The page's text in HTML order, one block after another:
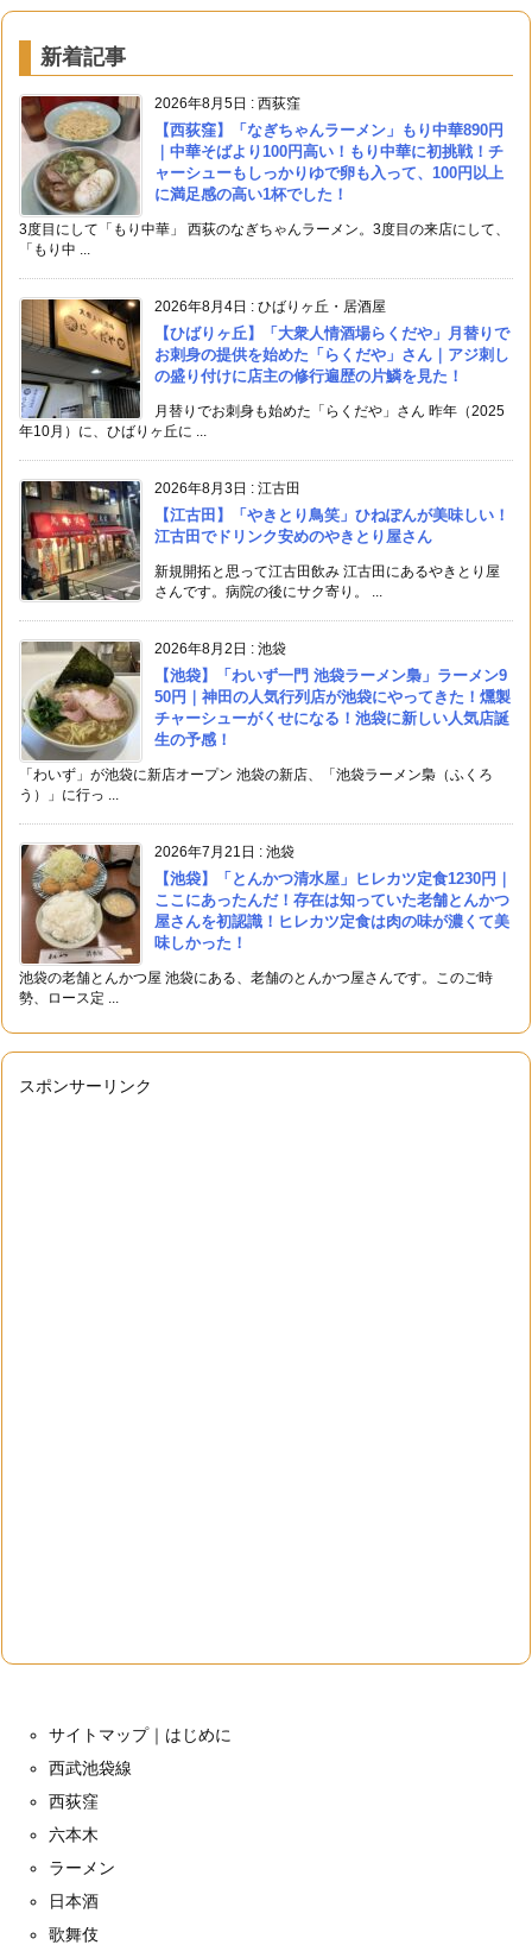
新着記事
2026年8月5日 : 西荻窪
【西荻窪】「なぎちゃんラーメン」もり中華890円
｜中華そばより100円高い！もり中華に初挑戦！チ
ャーシューもしっかりゆで卵も入って、100円以上
に満足感の高い1杯でした！
3度目にして「もり中華」 西荻のなぎちゃんラーメン。3度目の来店にして、
「もり中 ...
2026年8月4日 : ひばりヶ丘・居酒屋
【ひばりヶ丘】「大衆人情酒場らくだや」月替りで
お刺身の提供を始めた「らくだや」さん｜アジ刺し
の盛り付けに店主の修行遍歴の片鱗を見た！
月替りでお刺身も始めた「らくだや」さん 昨年（2025
年10月）に、ひばりヶ丘に ...
2026年8月3日 : 江古田
【江古田】「やきとり鳥笑」ひねぽんが美味しい！
江古田でドリンク安めのやきとり屋さん
新規開拓と思って江古田飲み 江古田にあるやきとり屋
さんです。病院の後にサク寄り。 ...
2026年8月2日 : 池袋
【池袋】「わいず一門 池袋ラーメン梟」ラーメン9
50円｜神田の人気行列店が池袋にやってきた！燻製
チャーシューがくせになる！池袋に新しい人気店誕
生の予感！
「わいず」が池袋に新店オープン 池袋の新店、「池袋ラーメン梟（ふくろ
う）」に行っ ...
2026年7月21日 : 池袋
【池袋】「とんかつ清水屋」ヒレカツ定食1230円｜
ここにあったんだ！存在は知っていた老舗とんかつ
屋さんを初認識！ヒレカツ定食は肉の味が濃くて美
味しかった！
池袋の老舗とんかつ屋 池袋にある、老舗のとんかつ屋さんです。このご時
勢、ロース定 ...
スポンサーリンク
サイトマップ｜はじめに
西武池袋線
西荻窪
六本木
ラーメン
日本酒
歌舞伎